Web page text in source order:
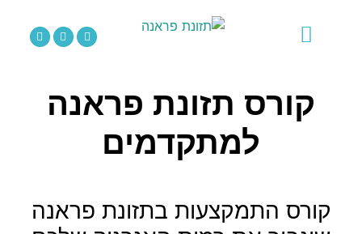
קורס תזונת פראנה
למתקדמים
קורס התמקצעות בתזונת פראנה